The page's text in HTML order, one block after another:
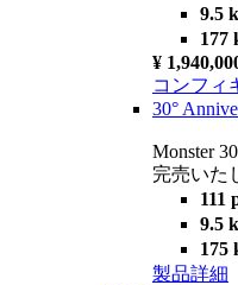
9.5
177
¥
コンフィ
30°
Monster
完売いた
111
9.5
175
製品詳細